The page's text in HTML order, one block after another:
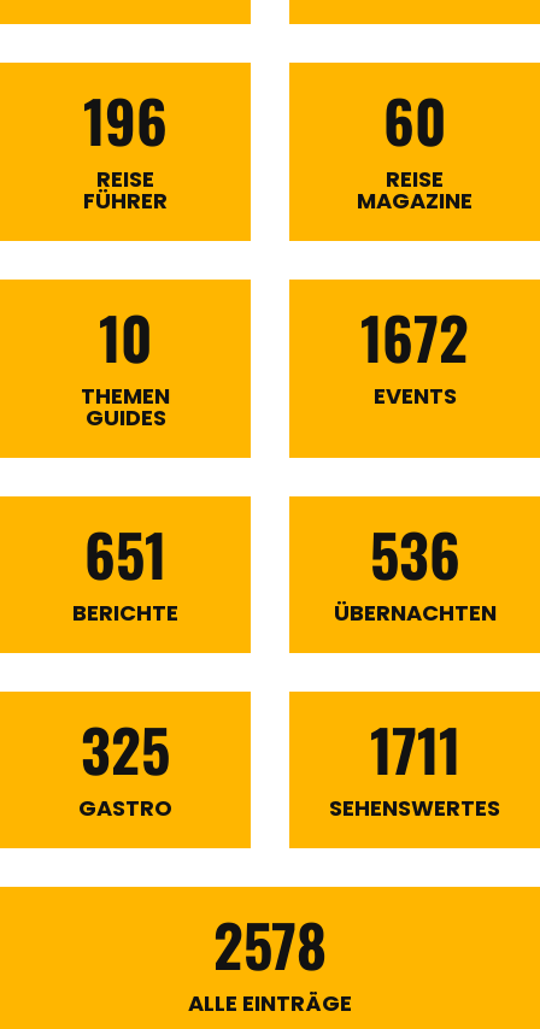
196
REISE
FÜHRER
60
REISE
MAGAZINE
10
THEMEN
GUIDES
1672
EVENTS
651
BERICHTE
536
ÜBERNACHTEN
325
GASTRO
1711
SEHENSWERTES
2578
ALLE EINTRÄGE